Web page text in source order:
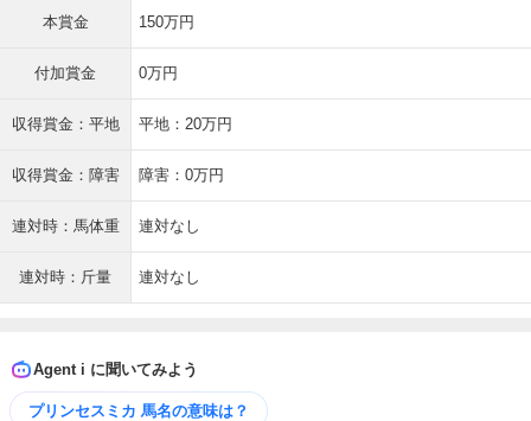
本賞金 150万円
付加賞金 0万円
収得賞金：平地 平地：20万円
収得賞金：障害 障害：0万円
連対時：馬体重 連対なし
連対時：斤量 連対なし
Agent i に聞いてみよう
プリンセスミカ 馬名の意味は？